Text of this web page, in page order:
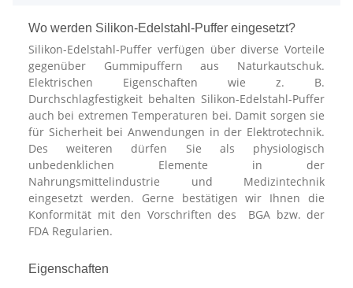
Wo werden Silikon-Edelstahl-Puffer eingesetzt?
Silikon-Edelstahl-Puffer verfügen über diverse Vorteile
gegenüber Gummipuffern aus Naturkautschuk.
Elektrischen Eigenschaften wie z. B.
Durchschlagfestigkeit behalten Silikon-Edelstahl-Puffer
auch bei extremen Temperaturen bei. Damit sorgen sie
für Sicherheit bei Anwendungen in der Elektrotechnik.
Des weiteren dürfen Sie als physiologisch
unbedenklichen Elemente in der
Nahrungsmittelindustrie und Medizintechnik
eingesetzt werden. Gerne bestätigen wir Ihnen die
Konformität mit den Vorschriften des BGA bzw. der
FDA Regularien.
Eigenschaften